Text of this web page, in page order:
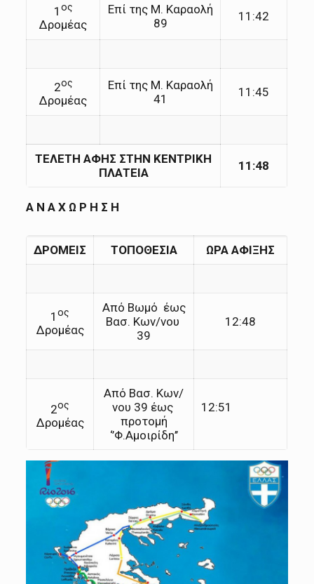
1 ος
Δρομέας
Επί της Μ. Καραολή
89
11:42
2ος
Δρομέας
Επί της Μ. Καραολή
41
11:45
TEΛΕΤΗ ΑΦΗΣ ΣΤΗΝ ΚΕΝΤΡΙΚΗ
ΠΛΑΤΕΙΑ
11:48
Α Ν Α Χ Ω Ρ Η Σ Η
ΔΡΟΜΕΙΣ ΤΟΠΟΘΕΣΙΑ ΩΡΑ ΑΦΙΞΗΣ
1ος
Δρομέας
Από Βωμό έως
Βασ. Κων/νου
39
12:48
2ος
Δρομέας
Από Βασ. Κων/
νου 39 έως
προτομή
‘’Φ.Αμοιρίδη’’
12:51